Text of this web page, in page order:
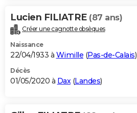
Lucien FILIATRE (87 ans)
Créer une cagnotte obsèques
Naissance
22/04/1933 à Wimille (Pas-de-Calais)
Décès
01/05/2020 à Dax(Landes)